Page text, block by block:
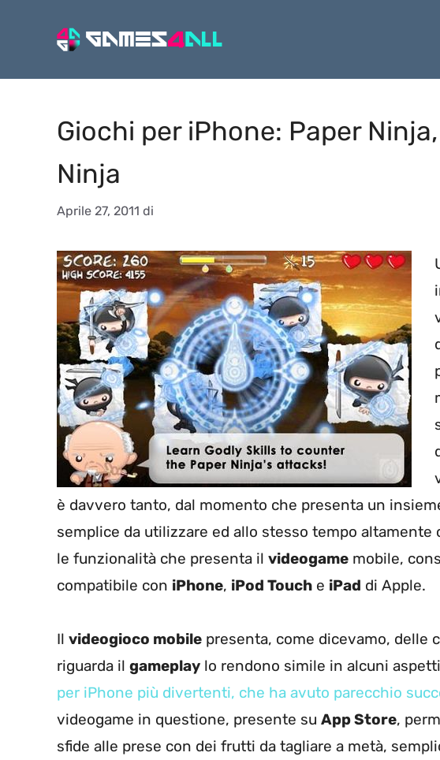
Giochi per iPhone: Paper
Ninja
Aprile 27, 2011 di
è davvero tanto, dal momento che presenta un
semplice da utilizzare ed allo stesso tempo
le funzionalità che presenta il videogame mobile,
compatibile con iPhone, iPod Touch e iPad di Apple.
Il videogioco mobile presenta, come dicevamo, delle
riguarda il gameplay lo rendono simile in alcuni
per iPhone più divertenti, che ha avuto parecchio
videogame in questione, presente su App Store,
sfide alle prese con dei frutti da tagliare a metà,